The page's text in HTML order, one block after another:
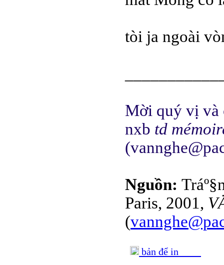
tòi ja ngoài
Mời quý vị và
nxb td
Nguồn:
Paris, 2001,
(
bản để in